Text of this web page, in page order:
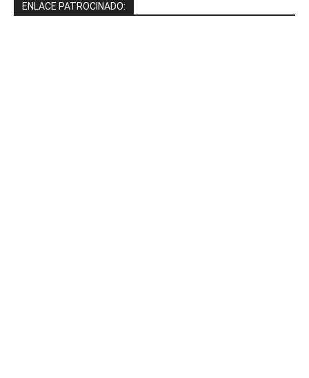
ENLACE PATROCINADO: